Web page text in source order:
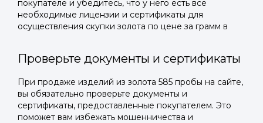
покупателе и убедитесь, что у него есть все
необходимые лицензии и сертификаты для
осуществления скупки золота по цене за грамм в
Проверьте документы и сертификаты
При продаже изделий из золота 585 пробы на сайте,
вы обязательно проверьте документы и
сертификаты, предоставленные покупателем. Это
поможет вам избежать мошенничества и